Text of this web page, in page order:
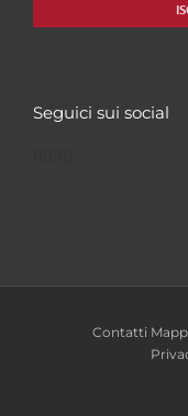
Seguici sui social
Contatti